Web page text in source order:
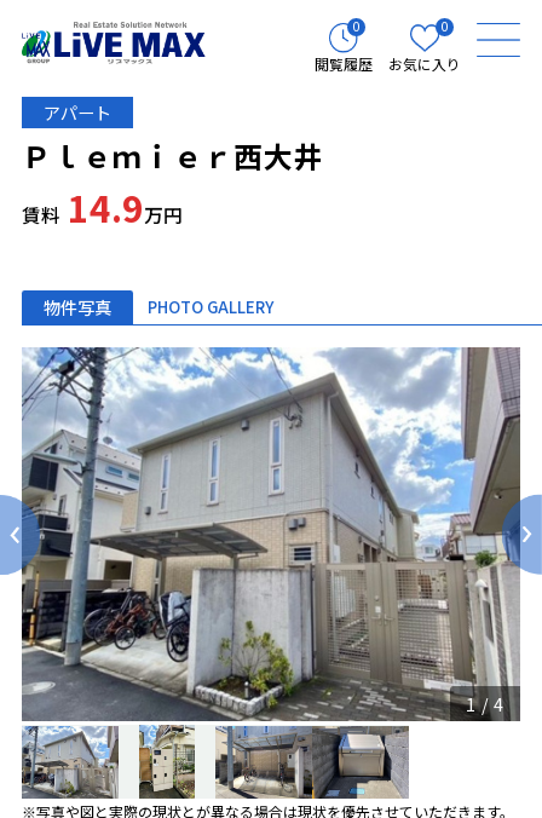
0
閲覧履歴
0
お気に入り
アパート
Ｐｌｅｍｉｅｒ西大井
賃料 14.9万円
物件写真 PHOTO GALLERY
1/4
※写真や図と実際の現状とが異なる場合は現状を優先させていただきます。